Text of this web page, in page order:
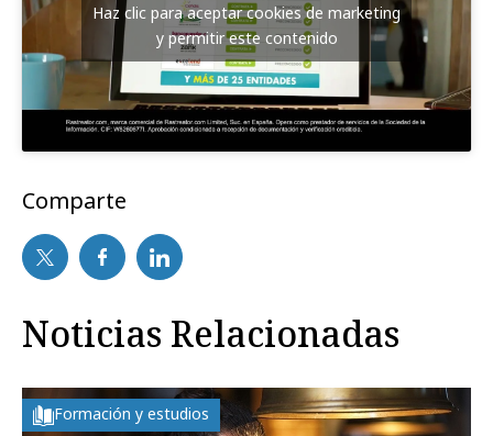
Haz clic para aceptar cookies de marketing
y permitir este contenido
Comparte
Noticias Relacionadas
Formación y estudios